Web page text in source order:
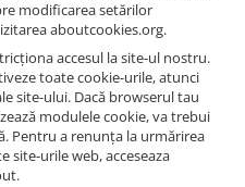
modificarea setărilor
aboutcookies.org.
accesul la site-ul nostru.
toate cookie-urile, atunci
site-ului. Dacă browserul tau
modulele cookie, va trebui
Pentru a renunța la urmărirea
site-urile web, acceseaza